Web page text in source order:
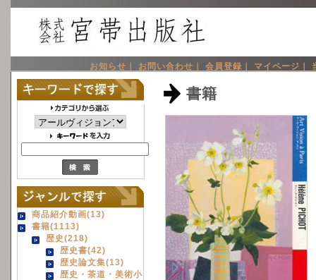
お知らせ｜ お問い合わせ｜ 会員登録｜ マイページ｜
商品紹介動画(13)
書籍(1113)
歴史(218)
歴史書(42)
歴史論文集(13)
歴史・茶道・美術小
書籍